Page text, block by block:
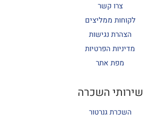
צרו קשר
לקוחות ממליצים
הצהרת נגישות
מדיניות הפרטיות
מפת אתר
שירותי השכרה
השכרת גנרטור